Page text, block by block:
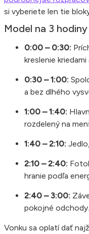
si vyberiete len tie
Model na 3
0:00 – 0:30:
kreslenie
0:30 – 1:00:
a bez dlhého
1:00 – 1:40:
rozdelený na
1:40 – 2:10:
2:10 – 2:40:
hranie podľa
2:40 – 3:00:
pokojné odchody.
Vonku sa oplatí dať